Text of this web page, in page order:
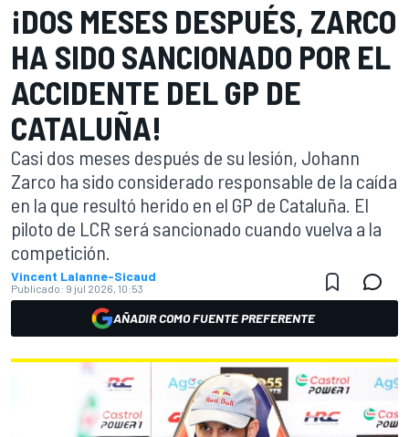
¡DOS MESES DESPUÉS, ZARCO
HA SIDO SANCIONADO POR EL
ACCIDENTE DEL GP DE
CATALUÑA!
Casi dos meses después de su lesión, Johann
Zarco ha sido considerado responsable de la caída
en la que resultó herido en el GP de Cataluña. El
piloto de LCR será sancionado cuando vuelva a la
competición.
Vincent Lalanne-Sicaud
Publicado: 9 jul 2026, 10:53
AÑADIR COMO FUENTE PREFERENTE